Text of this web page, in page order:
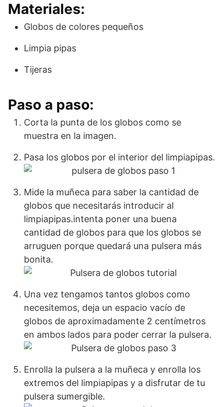
Materiales:
Globos de colores pequeños
Limpia pipas
Tijeras
Paso a paso:
Corta la punta de los globos como se
muestra en la imagen.
Pasa los globos por el interior del limpiapipas.
Mide la muñeca para saber la cantidad de
globos que necesitarás introducir al
limpiapipas.intenta poner una buena
cantidad de globos para que los globos se
arruguen porque quedará una pulsera más
bonita.
Una vez tengamos tantos globos como
necesitemos, deja un espacio vacío de
globos de aproximadamente 2 centímetros
en ambos lados para poder cerrar la pulsera.
Enrolla la pulsera a la muñeca y enrolla los
extremos del limpiapipas y a disfrutar de tu
pulsera sumergible.